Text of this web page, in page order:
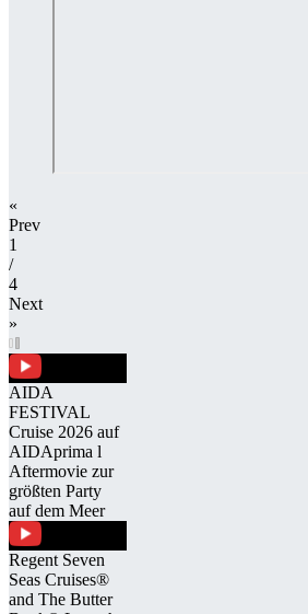
«
Prev
1
/​
4
Next
»
AIDA
FESTIVAL
Cruise 2026 auf
AID­A­prima l
Af­ter­mo­vie zur
größ­ten Party
auf dem Meer
Re­gent Se­ven
Seas Crui­ses®
and The But­ter